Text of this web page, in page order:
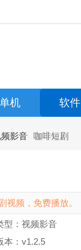
单机 软件
影音 咖啡短剧
视频，免费播放。
型：视频影音
本：v1.2.5